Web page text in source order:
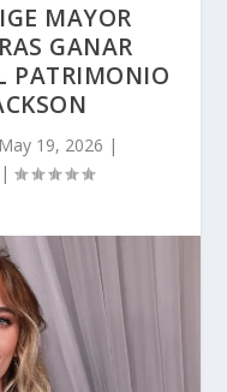
MAYOR
GANAR
PATRIMONIO
May 19, 2026 |
|